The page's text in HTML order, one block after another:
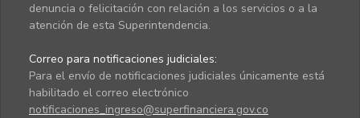
denuncia o felicitación con relación a los servicios o a la
atención de esta Superintendencia.
Correo para notificaciones judiciales:
Para el envío de notificaciones judiciales únicamente está
habilitado el correo electrónico
notificaciones_ingreso@superfinanciera.gov.co